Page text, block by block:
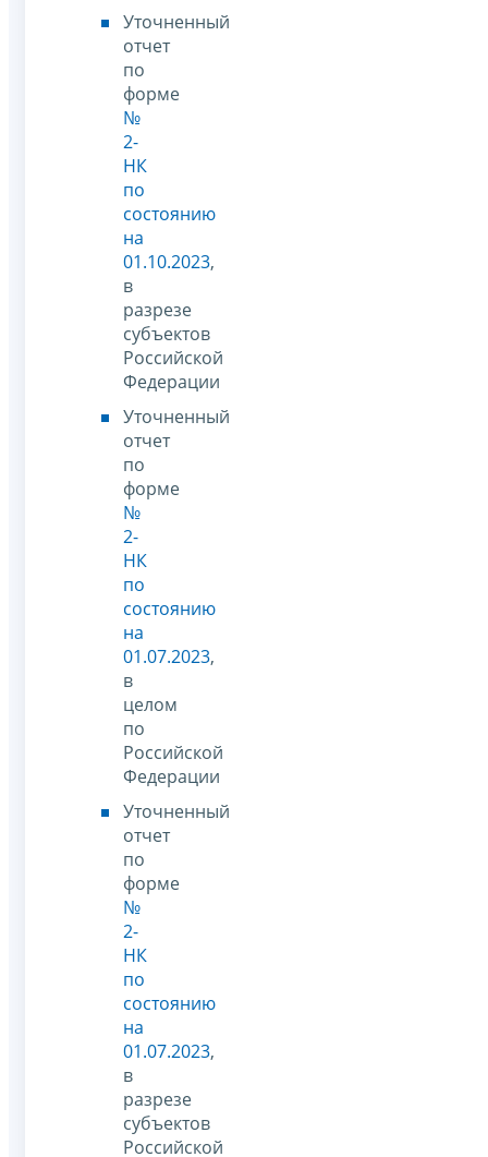
Уточненный
отчет
по
форме
№
2-
НК
по
состоянию
на
01.10.2023,
в
разрезе
субъектов
Российской
Федерации
Уточненный
отчет
по
форме
№
2-
НК
по
состоянию
на
01.07.2023,
в
целом
по
Российской
Федерации
Уточненный
отчет
по
форме
№
2-
НК
по
состоянию
на
01.07.2023,
в
разрезе
субъектов
Российской